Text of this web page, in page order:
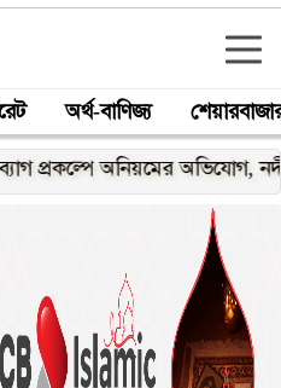
অর্থ-বাণিজ্য
অনিয়মের অভিযোগ,